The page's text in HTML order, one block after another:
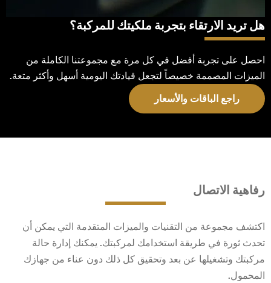
هل تريد الارتقاء بتجربة ملكيتك للمركبة؟
احصل على تجربة أفضل في كل مرة مع مجموعتنا الكاملة من
الميزات المصممة خصيصاً لتجعل قيادتك اليومية أسهل وأكثر متعة.
راجع الباقات والأسعار
رفاهية الاتصال
اكتشف مجموعة من التقنيات والميزات المتقدمة التي يمكن أن
تحدث ثورة في طريقة استخدامك لمركبتك. يمكنك إدارة حالة
مركبتك وتشغيلها عن بعد وتحقيق كل ذلك دون عناء من جهازك
المحمول.‬‬‬‬‬‬‬‬